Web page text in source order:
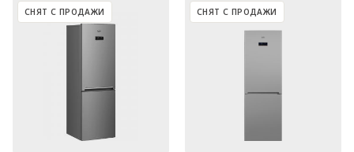
СНЯТ С ПРОДАЖИ СНЯТ С ПРОДАЖИ